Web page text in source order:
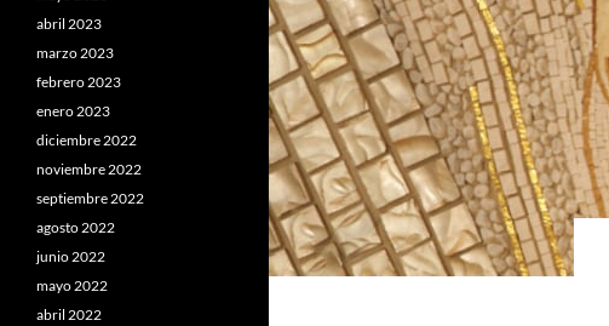
abril 2023
marzo 2023
febrero 2023
enero 2023
diciembre 2022
noviembre 2022
septiembre 2022
agosto 2022
junio 2022
mayo 2022
abril 2022